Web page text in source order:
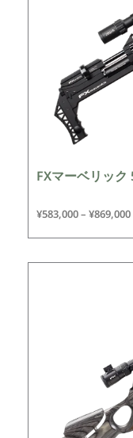
FXマーベリッ
¥583,000– ¥869,000